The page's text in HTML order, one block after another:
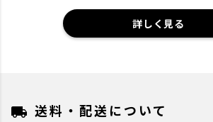
詳しく見る
local_shipping 送料・配送について